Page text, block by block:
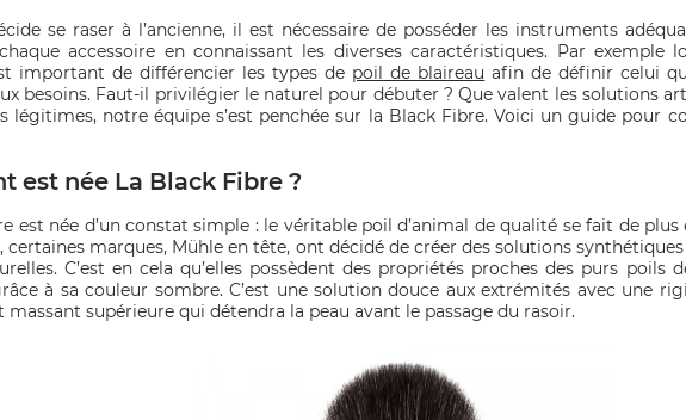
se raser à l’ancienne, il est nécessaire de posséder les instruments
accessoire en connaissant les diverses caractéristiques. Par exemple
important de différencier les types de poil de blaireau afin de définir celui
besoins. Faut-il privilégier le naturel pour débuter ? Que valent les solutions
légitimes, notre équipe s’est penchée sur la Black Fibre. Voici un guide pour
est née La Black Fibre ?
est née d’un constat simple : le véritable poil d’animal de qualité se fait de
certaines marques, Mühle en tête, ont décidé de créer des solutions
C’est en cela qu’elles possèdent des propriétés proches des purs poils
à sa couleur sombre. C’est une solution douce aux extrémités avec une
supérieure qui détendra la peau avant le passage du rasoir.